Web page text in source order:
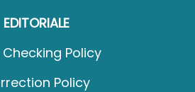
EDITORIALE
Policy
Policy